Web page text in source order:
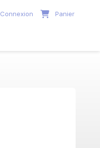
Connexion Panier